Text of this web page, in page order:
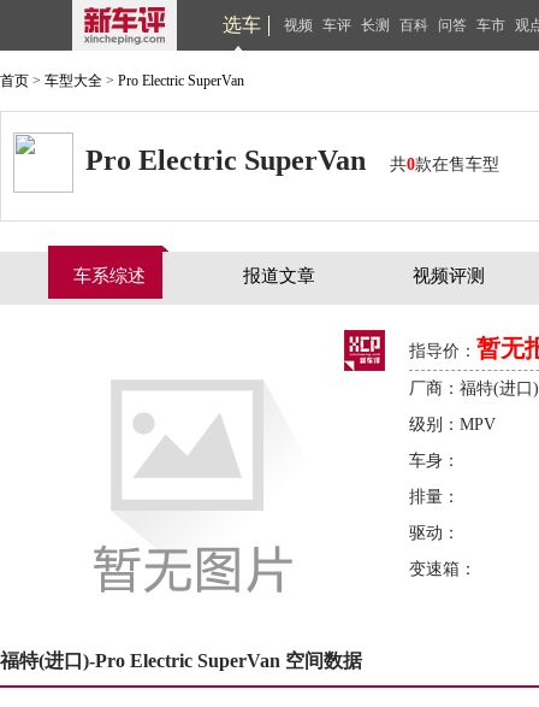
选车 视频 车评 长测 百科 问答 车市 观
首页 > 车型大全 > Pro Electric SuperVan
Pro Electric SuperVan 共0款在售车型
车系综述 报道文章 视频评测
指导价： 暂无
厂商：福特(进口)
级别：MPV
车身：
排量：
驱动：
变速箱：
福特(进口)-Pro Electric SuperVan 空间数据